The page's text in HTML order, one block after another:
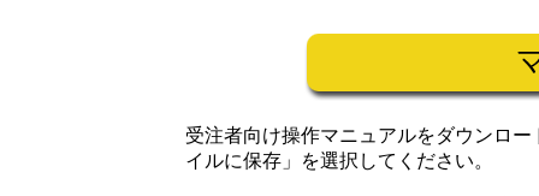
受注者向け操作マニュアルをダウンロ
イルに保存」を選択してください。